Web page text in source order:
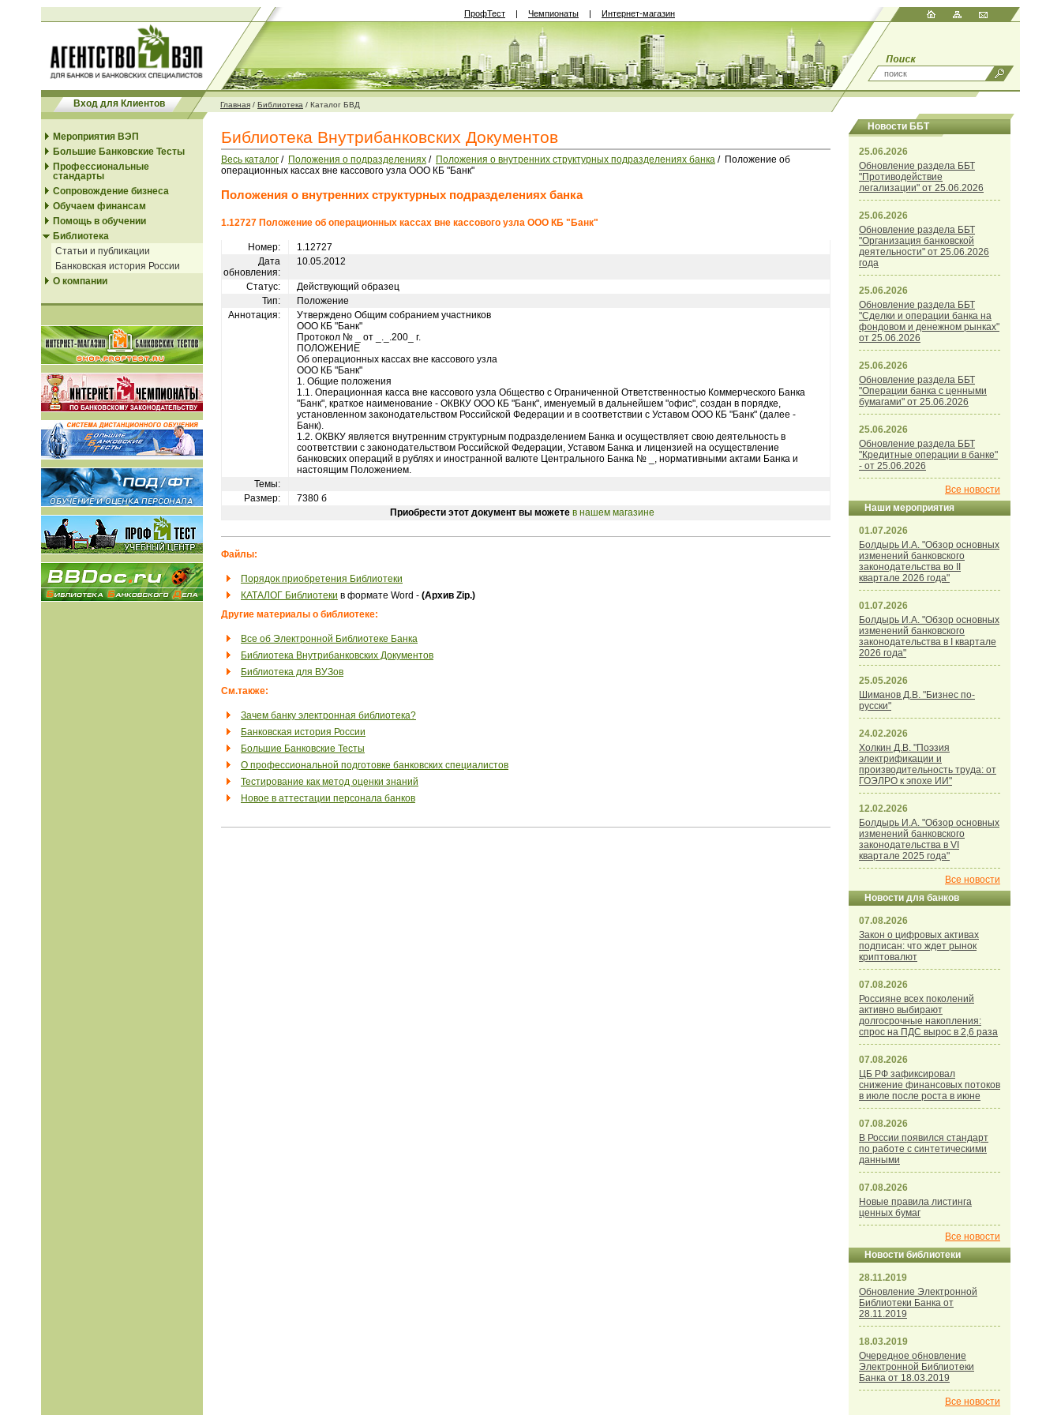
ПрофТест | Чемпионаты | Интернет-магазин
Вход для Клиентов Главная / Библиотека / Каталог БВД
Мероприятия ВЭП
Большие Банковские Тесты
Профессиональные
стандарты
Сопровождение бизнеса
Обучаем финансам
Помощь в обучении
Библиотека
Статьи и публикации
Банковская история России
О компании
Библиотека Внутрибанковских Документов
Весь каталог / Положения о подразделениях / Положения о внутренних структурных подразделениях банка / Положение об
операционных кассах вне кассового узла ООО КБ "Банк"
Положения о внутренних структурных подразделениях банка
1.12727 Положение об операционных кассах вне кассового узла ООО КБ "Банк"
Номер:
1.12727
Дата
обновления:
10.05.2012
Статус:
Действующий образец
Тип:
Положение
Аннотация:
Утверждено Общим собранием участников
ООО КБ "Банк"
Протокол № _ от _._.200_ г.
ПОЛОЖЕНИЕ
Об операционных кассах вне кассового узла
ООО КБ "Банк"
1. Общие положения
1.1. Операционная касса вне кассового узла Общество с Ограниченной Ответственностью Коммерческого Банка
"Банк", краткое наименование - ОКВКУ ООО КБ "Банк", именуемый в дальнейшем "офис", создан в порядке,
установленном законодательством Российской Федерации и в соответствии с Уставом ООО КБ "Банк" (далее -
Банк).
1.2. ОКВКУ является внутренним структурным подразделением Банка и осуществляет свою деятельность в
соответствии с законодательством Российской Федерации, Уставом Банка и лицензией на осуществление
банковских операций в рублях и иностранной валюте Центрального Банка № _, нормативными актами Банка и
настоящим Положением.
Темы:
Размер:
7380 б
Приобрести этот документ вы можете в нашем магазине
Файлы:
Порядок приобретения Библиотеки
КАТАЛОГ Библиотеки в формате Word - (Архив Zip.)
Другие материалы о библиотеке:
Все об Электронной Библиотеке Банка
Библиотека Внутрибанковских Документов
Библиотека для ВУЗов
См.также:
Зачем банку электронная библиотека?
Банковская история России
Большие Банковские Тесты
О профессиональной подготовке банковских специалистов
Тестирование как метод оценки знаний
Новое в аттестации персонала банков
Новости ББТ
25.06.2026
Обновление раздела ББТ
"Противодействие
легализации" от 25.06.2026
25.06.2026
Обновление раздела ББТ
"Организация банковской
деятельности" от 25.06.2026
года
25.06.2026
Обновление раздела ББТ
"Сделки и операции банка на
фондовом и денежном рынках"
от 25.06.2026
25.06.2026
Обновление раздела ББТ
"Операции банка с ценными
бумагами" от 25.06.2026
25.06.2026
Обновление раздела ББТ
"Кредитные операции в банке"
- от 25.06.2026
Все новости
Наши мероприятия
01.07.2026
Болдырь И.А. "Обзор основных
изменений банковского
законодательства во II
квартале 2026 года"
01.07.2026
Болдырь И.А. "Обзор основных
изменений банковского
законодательства в I квартале
2026 года"
25.05.2026
Шиманов Д.В. "Бизнес по-
русски"
24.02.2026
Холкин Д.В. "Поэзия
электрификации и
производительность труда: от
ГОЭЛРО к эпохе ИИ"
12.02.2026
Болдырь И.А. "Обзор основных
изменений банковского
законодательства в VI
квартале 2025 года"
Все новости
Новости для банков
07.08.2026
Закон о цифровых активах
подписан: что ждет рынок
криптовалют
07.08.2026
Россияне всех поколений
активно выбирают
долгосрочные накопления:
спрос на ПДС вырос в 2,6 раза
07.08.2026
ЦБ РФ зафиксировал
снижение финансовых потоков
в июле после роста в июне
07.08.2026
В России появился стандарт
по работе с синтетическими
данными
07.08.2026
Новые правила листинга
ценных бумаг
Все новости
Новости библиотеки
28.11.2019
Обновление Электронной
Библиотеки Банка от
28.11.2019
18.03.2019
Очередное обновление
Электронной Библиотеки
Банка от 18.03.2019
Все новости